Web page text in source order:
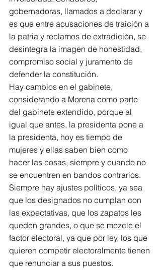
gobernadoras, llamados a declarar y
es que entre acusaciones de traición a
la patria y reclamos de extradición, se
desintegra la imagen de honestidad,
compromiso social y juramento de
defender la constitución.
Hay cambios en el gabinete,
considerando a Morena como parte
del gabinete extendido, porque al
igual que antes, la presidenta pone a
la presidenta, hoy es tiempo de
mujeres y ellas saben bien como
hacer las cosas, siempre y cuando no
se encuentren en bandos contrarios.
Siempre hay ajustes políticos, ya sea
que los designados no cumplan con
las expectativas, que los zapatos les
queden grandes, o que se mezcle el
factor electoral, ya que por ley, los que
quieren competir electoralmente tienen
que renunciar a sus puestos.